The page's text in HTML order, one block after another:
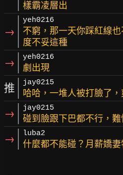
樣霸凌層出
→
yeh0216
不窮，那一天你踩紅線
度不妥這種
→ yeh0216
劇出現
推 jay0215
哈哈，一堆人被打臉了，
→ jay0215
碰到臉跟下巴都不行，
→ luba2
什麼都不能碰？月薪嬌妻